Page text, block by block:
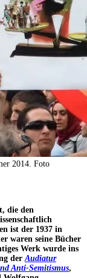
2014. Foto
die den
ist der 1937 in
waren seine Bücher
Werk wurde ins
der Audiatur
Anti-Semitismus,